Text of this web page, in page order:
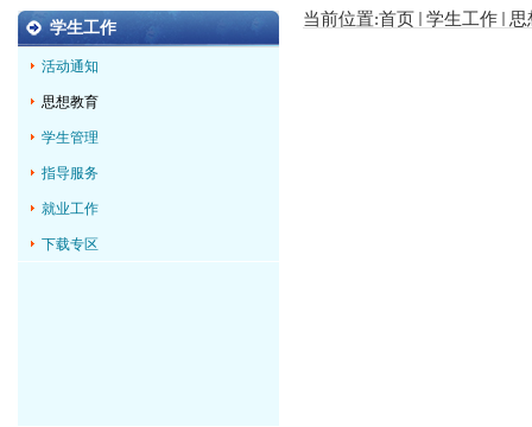
学生工作
活动通知
思想教育
学生管理
指导服务
就业工作
下载专区
当前位置:首页 学生工作 思